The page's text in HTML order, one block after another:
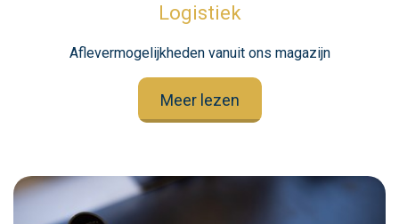
Logistiek
Aflevermogelijkheden vanuit ons magazijn
Meer lezen